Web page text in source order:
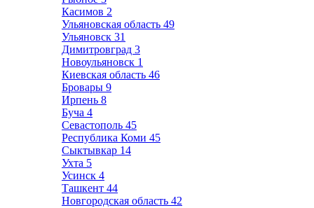
Касимов 2
Ульяновская область 49
Ульяновск 31
Димитровград 3
Новоульяновск 1
Киевская область 46
Бровары 9
Ирпень 8
Буча 4
Севастополь 45
Республика Коми 45
Сыктывкар 14
Ухта 5
Усинск 4
Ташкент 44
Новгородская область 42